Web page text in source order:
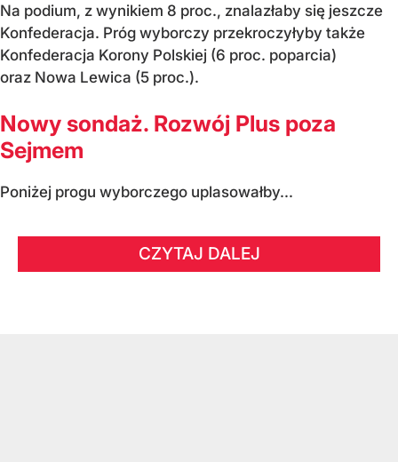
Na podium, z wynikiem 8 proc., znalazłaby się jeszcze
Konfederacja. Próg wyborczy przekroczyłyby także
Konfederacja Korony Polskiej (6 proc. poparcia)
oraz Nowa Lewica (5 proc.).
Nowy sondaż. Rozwój Plus poza
Sejmem
Poniżej progu wyborczego uplasowałby...
CZYTAJ DALEJ